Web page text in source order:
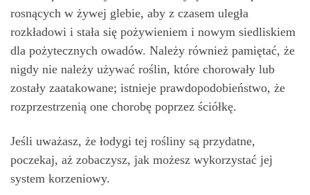
rosnących w żywej glebie, aby z czasem uległa
rozkładowi i stała się pożywieniem i nowym siedliskiem
dla pożytecznych owadów. Należy również pamiętać, że
nigdy nie należy używać roślin, które chorowały lub
zostały zaatakowane; istnieje prawdopodobieństwo, że
rozprzestrzenią one chorobę poprzez ściółkę.
Jeśli uważasz, że łodygi tej rośliny są przydatne,
poczekaj, aż zobaczysz, jak możesz wykorzystać jej
system korzeniowy.